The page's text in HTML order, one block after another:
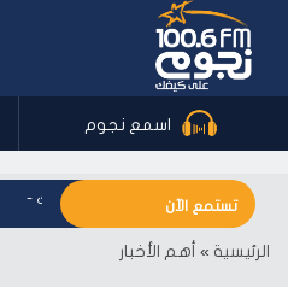
اسمع نجوم
تستمع الآن - نجوم اف ام - على كيفك
الرئيسية » أهم الأخبار